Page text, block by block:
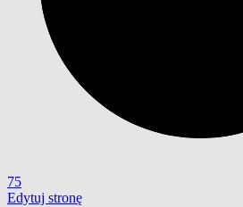
75
Edytuj stronę